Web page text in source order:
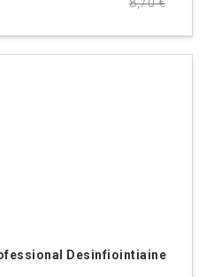
Desinfiointiaine